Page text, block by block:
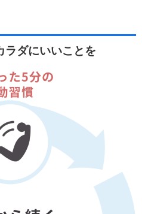
ラダにいいことを